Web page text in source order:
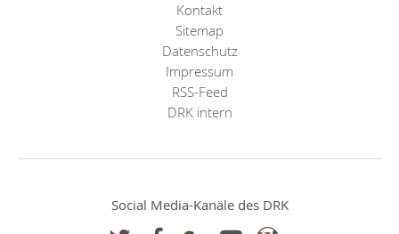
Kontakt
Sitemap
Datenschutz
Impressum
RSS-Feed
DRK intern
Social Media-Kanäle des DRK